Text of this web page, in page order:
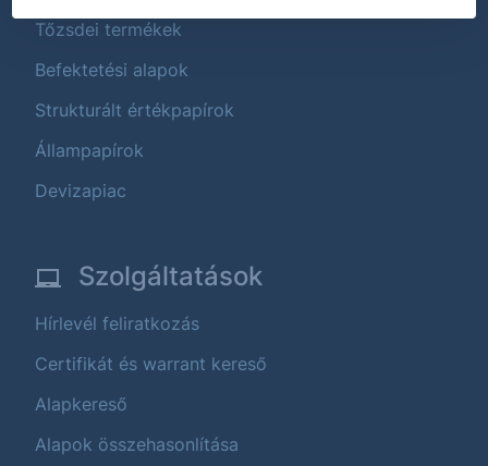
Tőzsdei termékek
Befektetési alapok
Strukturált értékpapírok
Állampapírok
Devizapiac
Szolgáltatások
Hírlevél feliratkozás
Certifikát és warrant kereső
Alapkereső
Alapok összehasonlítása